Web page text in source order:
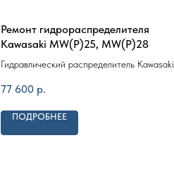
Ремонт гидрораспределителя
Kawasaki MW(P)25, MW(P)28
Гидравлический распределитель Kawasaki
77 600 р.
ПОДРОБНЕЕ